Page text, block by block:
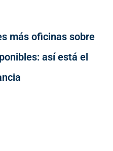
más oficinas sobre
así está el